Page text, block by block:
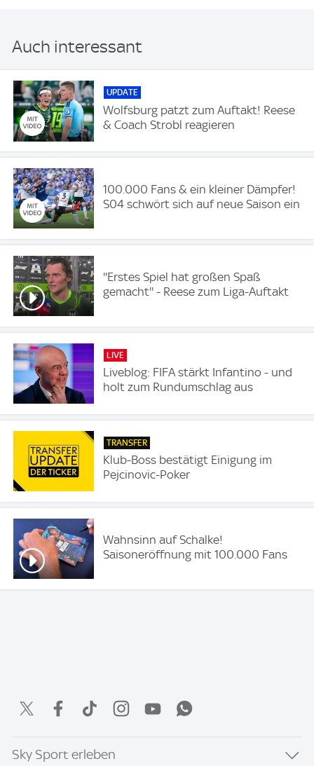
Auch interessant
UPDATE
Wolfsburg patzt zum Auftakt! Reese
& Coach Strobl reagieren
100.000 Fans & ein kleiner Dämpfer!
S04 schwört sich auf neue Saison ein
''Erstes Spiel hat großen Spaß
gemacht'' - Reese zum Liga-Auftakt
LIVE
Liveblog: FIFA stärkt Infantino - und
holt zum Rundumschlag aus
TRANSFER
Klub-Boss bestätigt Einigung im
Pejcinovic-Poker
Wahnsinn auf Schalke!
Saisoneröffnung mit 100.000 Fans
Sky Sport erleben